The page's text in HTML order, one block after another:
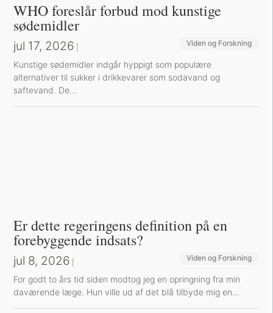
WHO foreslår forbud mod kunstige
sødemidler
jul 17, 2026 Viden og Forskning
Kunstige sødemidler indgår hyppigt som populære
alternativer til sukker i drikkevarer som sodavand og
saftevand. De...
Er dette regeringens definition på en
forebyggende indsats?
jul 8, 2026 Viden og Forskning
For godt to års tid siden modtog jeg en opringning fra min
daværende læge. Hun ville ud af det blå tilbyde mig en...